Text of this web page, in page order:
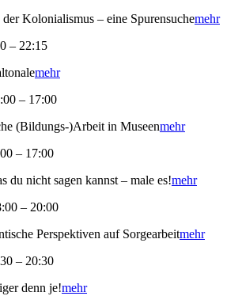
Kolonialismus – eine Spurensuchemehr
– 22:15
mehr
– 17:00
(Bildungs-)Arbeit in Museenmehr
– 17:00
du nicht sagen kannst – male es!mehr
– 20:00
Perspektiven auf Sorgearbeitmehr
– 20:30
denn je!mehr